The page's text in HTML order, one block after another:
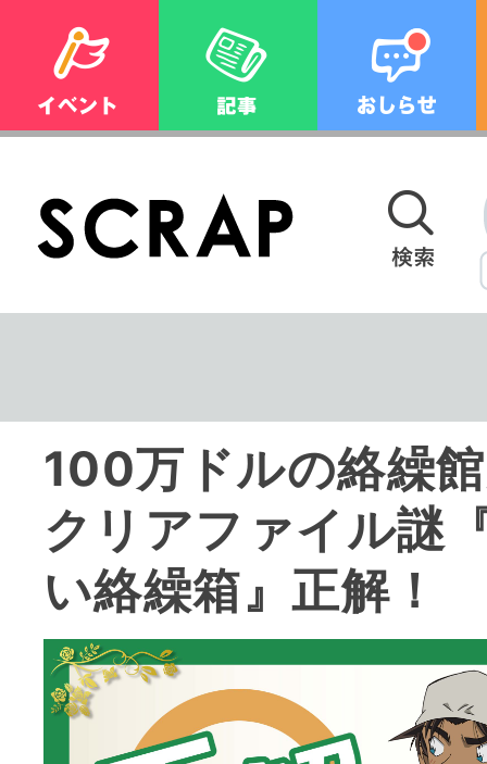
100万ドルの絡繰
クリアファイル謎
い絡繰箱』正解！